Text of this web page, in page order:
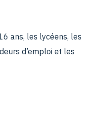
ans, les lycéens, les
d’emploi et les